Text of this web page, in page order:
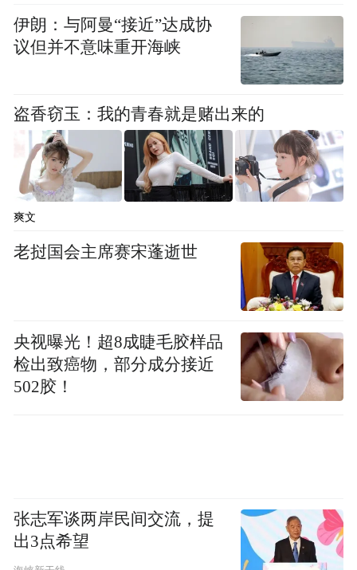
伊朗：与阿曼“接近”达成协
议但并不意味重开海峡
盗香窃玉：我的青春就是赌出来的
爽文
老挝国会主席赛宋蓬逝世
央视曝光！超8成睫毛胶样品
检出致癌物，部分成分接近
502胶！
张志军谈两岸民间交流，提
出3点希望